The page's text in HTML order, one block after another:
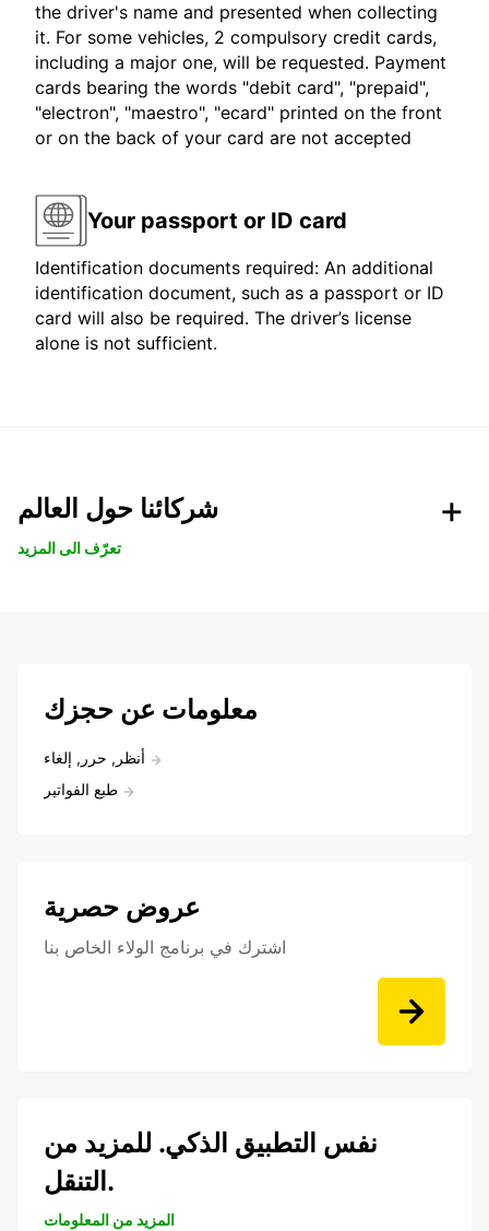
the driver's name and presented when collecting
it. For some vehicles, 2 compulsory credit cards,
including a major one, will be requested. Payment
cards bearing the words "debit card", "prepaid",
"electron", "maestro", "ecard" printed on the front
or on the back of your card are not accepted
Your passport or ID card
Identification documents required: An additional
identification document, such as a passport or ID
card will also be required. The driver’s license
alone is not sufficient.
شركائنا حول العالم
تعرّف الى المزيد
معلومات عن حجزك
أنظر, حرر, إلغاء
طبع الفواتير
عروض حصرية
اشترك في برنامج الولاء الخاص بنا
نفس التطبيق الذكي. للمزيد من
التنقل.
المزيد من المعلومات